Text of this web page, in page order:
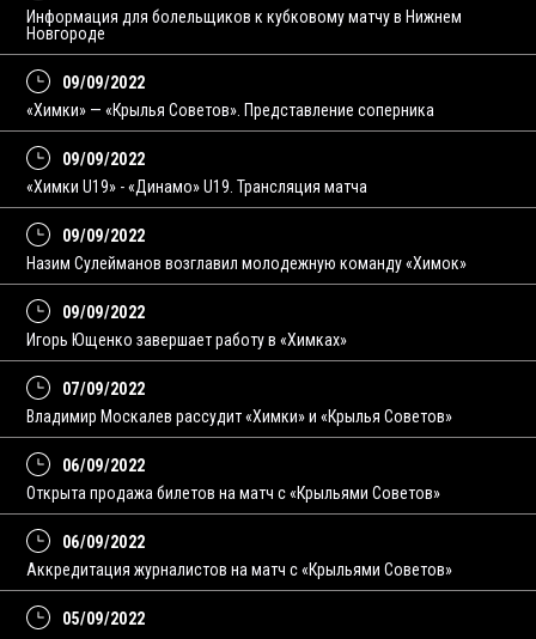
Информация для болельщиков к кубковому матчу в Нижнем
Новгороде
09/09/2022
«Химки» — «Крылья Советов». Представление соперника
09/09/2022
«Химки U19» - «Динамо» U19. Трансляция матча
09/09/2022
Назим Сулейманов возглавил молодежную команду «Химок»
09/09/2022
Игорь Ющенко завершает работу в «Химках»
07/09/2022
Владимир Москалев рассудит «Химки» и «Крылья Советов»
06/09/2022
Открыта продажа билетов на матч с «Крыльями Советов»
06/09/2022
Аккредитация журналистов на матч с «Крыльями Советов»
05/09/2022